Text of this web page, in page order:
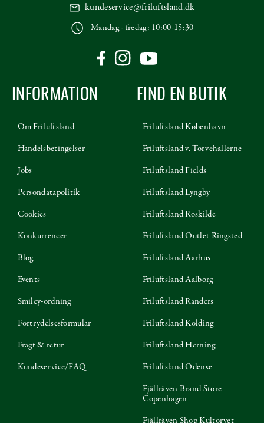
kundeservice@friluftsland.dk
Mandag - fredag: 10:00-15:30
INFORMATION
Om Friluftsland
Handelsbetingelser
Jobs
Persondatapolitik
Cookies
Konkurrencer
Blog
Events
Smiley-ordning
Fortrydelsesformular
Fragt & retur
Kundeservice/FAQ
FIND EN BUTIK
Friluftsland København
Friluftsland v. Torvehallerne
Friluftsland Fields
Friluftsland Lyngby
Friluftsland Roskilde
Friluftsland Outlet Ringsted
Friluftsland Aarhus
Friluftsland Aalborg
Friluftsland Randers
Friluftsland Kolding
Friluftsland Herning
Friluftsland Odense
Fjällräven Brand Store
Copenhagen
Fjällräven Shop Kultorvet